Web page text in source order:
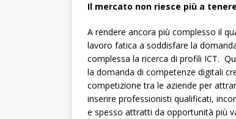
Il mercato non riesce più a
A rendere ancora più complesso il
lavoro fatica a soddisfare la
complessa la ricerca di profili ICT.
la domanda di competenze digitali
competizione tra le aziende per
inserire professionisti qualificati,
e spesso attratti da opportunità più